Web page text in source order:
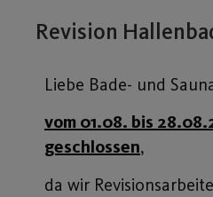
Revision
Liebe Bade- und
vom 01.08. bis
geschlossen,
da wir